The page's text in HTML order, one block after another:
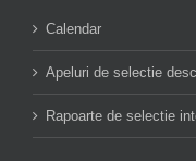
Calendar
Apeluri de selectie
Rapoarte de selectie